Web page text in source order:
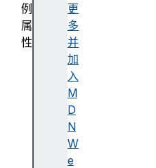
更
多
并
加
入
M
D
N
W
e
例
属
性